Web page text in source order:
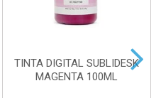
TINTA DIGITAL SUBLIDESK
MAGENTA 100ML